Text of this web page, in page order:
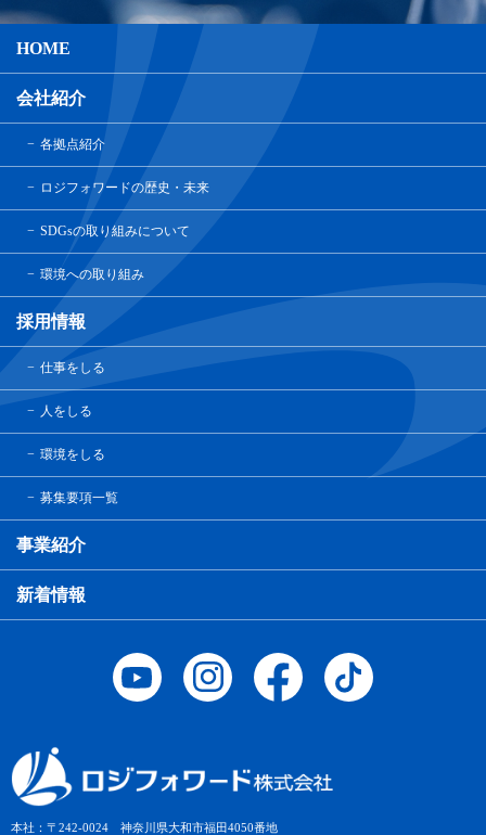
本社：〒242-0024 神奈川県大和市福田4050番地
HOME
会社紹介
各拠点紹介
ロジフォワードの歴史・未来
SDGsの取り組みについて
環境への取り組み
採用情報
仕事をしる
人をしる
環境をしる
募集要項一覧
事業紹介
新着情報